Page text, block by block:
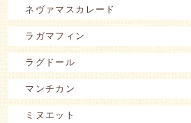
ネヴァマスカレード
ラガマフィン
ラグドール
マンチカン
ミヌエット